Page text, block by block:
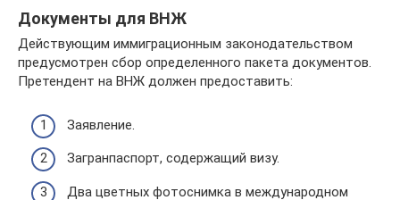
Документы для ВНЖ
Действующим иммиграционным законодательством
предусмотрен сбор определенного пакета документов.
Претендент на ВНЖ должен предоставить:
Заявление.
Загранпаспорт, содержащий визу.
Два цветных фотоснимка в международном